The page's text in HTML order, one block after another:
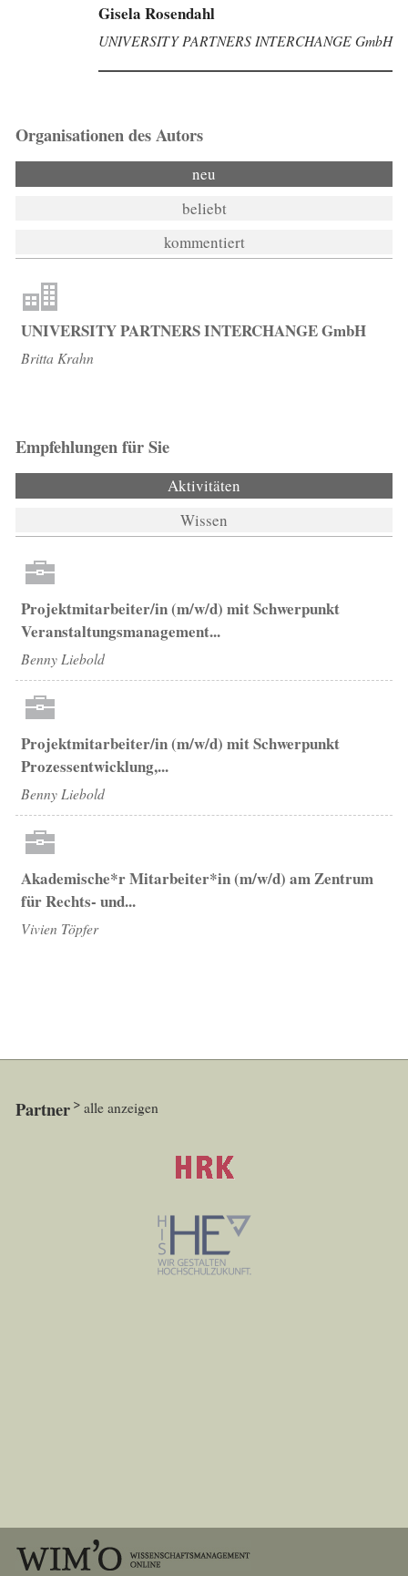
Britta Krahn
UNIVERSITY PARTNERS INTERCHANGE GmbH
Organisationen des Autors
neu
beliebt
kommentiert
UNIVERSITY PARTNERS INTERCHANGE GmbH
Britta Krahn
Empfehlungen für Sie
Aktivitäten
Wissen
Projektmitarbeiter/in (m/w/d) mit Schwerpunkt
Veranstaltungsmanagement...
Benny Liebold
Projektmitarbeiter/in (m/w/d) mit Schwerpunkt
Prozessentwicklung,...
Benny Liebold
Akademische*r Mitarbeiter*in (m/w/d) am Zentrum
für Rechts- und...
Vivien Töpfer
Partner alle anzeigen